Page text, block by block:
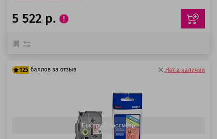
5 522 р.
125 баллов за отзыв Нет в наличии
Быстрый просмотр